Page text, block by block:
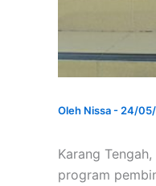
Oleh Nissa- 24/
Karang
program